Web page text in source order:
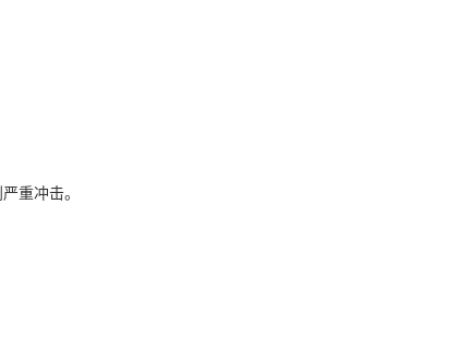
重冲击。